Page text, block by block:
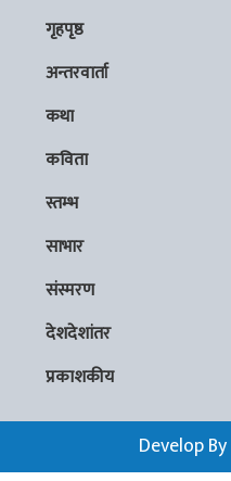
गृहपृष्ठ
अन्तरवार्ता
कथा
कविता
स्तम्भ
साभार
संस्मरण
देशदेशांतर
प्रकाशकीय
Develop By